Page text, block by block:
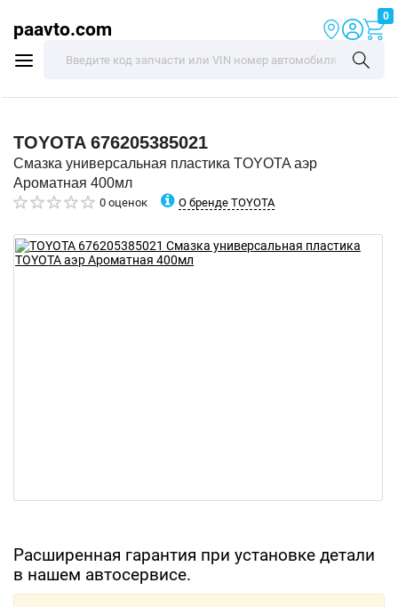
paavto.com
0
TOYOTA 676205385021
Смазка универсальная пластика TOYOTA аэр
Ароматная 400мл
0 оценок О бренде TOYOTA
Расширенная гарантия при установке детали
в нашем автосервисе.